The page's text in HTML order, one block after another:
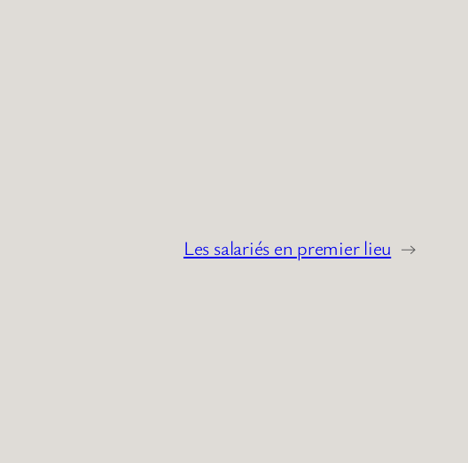
Les salariés en premier lieu →